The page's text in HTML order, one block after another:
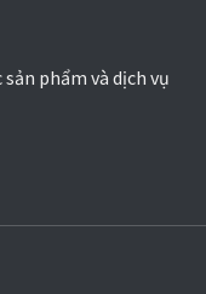
phẩm và dịch vụ